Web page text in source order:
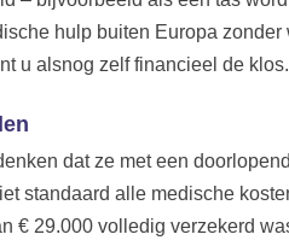
hulp buiten Europa
u alsnog zelf financieel de klos.
dat ze met een
standaard alle medische
€ 29.000 volledig verzekerd